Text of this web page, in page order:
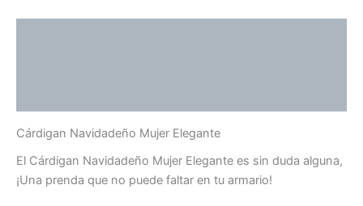
Cárdigan Navidadeño Mujer Elegante
El Cárdigan Navidadeño Mujer Elegante es sin duda alguna,
¡Una prenda que no puede faltar en tu armario!